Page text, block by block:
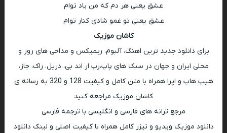
عشق یعنی هر دم که من یاد توام
عشق یعنی تو غمو شادی کنار توام
کاشان موزیک
برای دانلود جدید ترین اهنگ، آلبوم، ریمیکس و مداحی های روز و
محلی ایران و جهان در سبک های پاپ،رپ ار اند بی، دریل، راک، جاز،
هیپ هاپ و اپرا همراه با متن کامل و کیفیت 128 و 320 به رسانه ی
کاشان موزیک مراجعه کنید
مرجع ترانه های فارسی و انگلیسی با ترجمه فارسی
دانلود موزیک ویدیو و تیزر کامل همراه با کیفیت اصلی و لینک دانلود